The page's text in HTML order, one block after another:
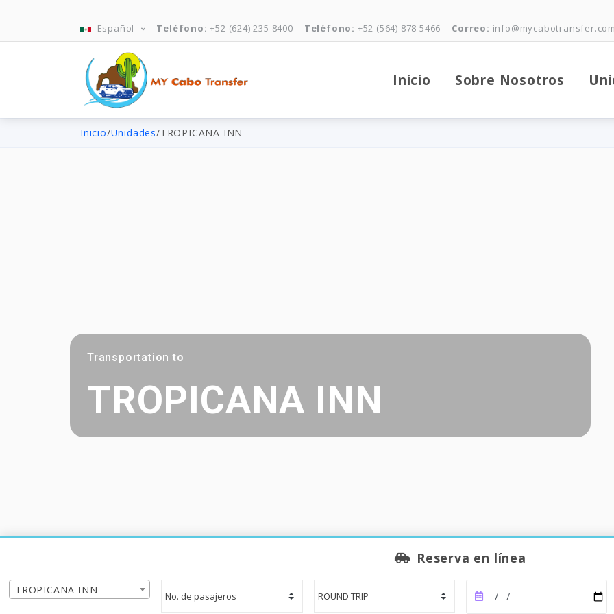
Español Teléfono: +52 (624) 235 8400 Teléfono: +52 (564) 878 5466 Correo: info@mycabotransfer.com
Inicio Sobre Nosotros
Inicio/Unidades/TROPICANA INN
Transportation to
TROPICANA INN
Reserva en línea
TROPICANA INN